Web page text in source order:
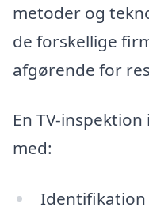
metoder og
de forskellige
afgørende for
En TV-
med:
Identifikation